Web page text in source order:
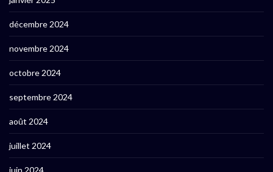
décembre 2024
novembre 2024
octobre 2024
septembre 2024
août 2024
juillet 2024